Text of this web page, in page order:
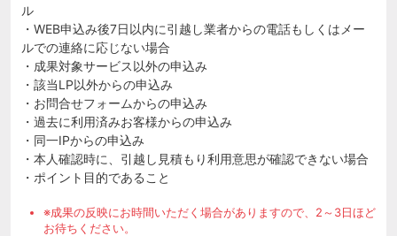
ル
・WEB申込み後7日以内に引越し業者からの電話もしくはメー
ルでの連絡に応じない場合
・成果対象サービス以外の申込み
・該当LP以外からの申込み
・お問合せフォームからの申込み
・過去に利用済みお客様からの申込み
・同一IPからの申込み
・本人確認時に、引越し見積もり利用意思が確認できない場合
・ポイント目的であること
※成果の反映にお時間いただく場合がありますので、2～3日ほど
お待ちください。